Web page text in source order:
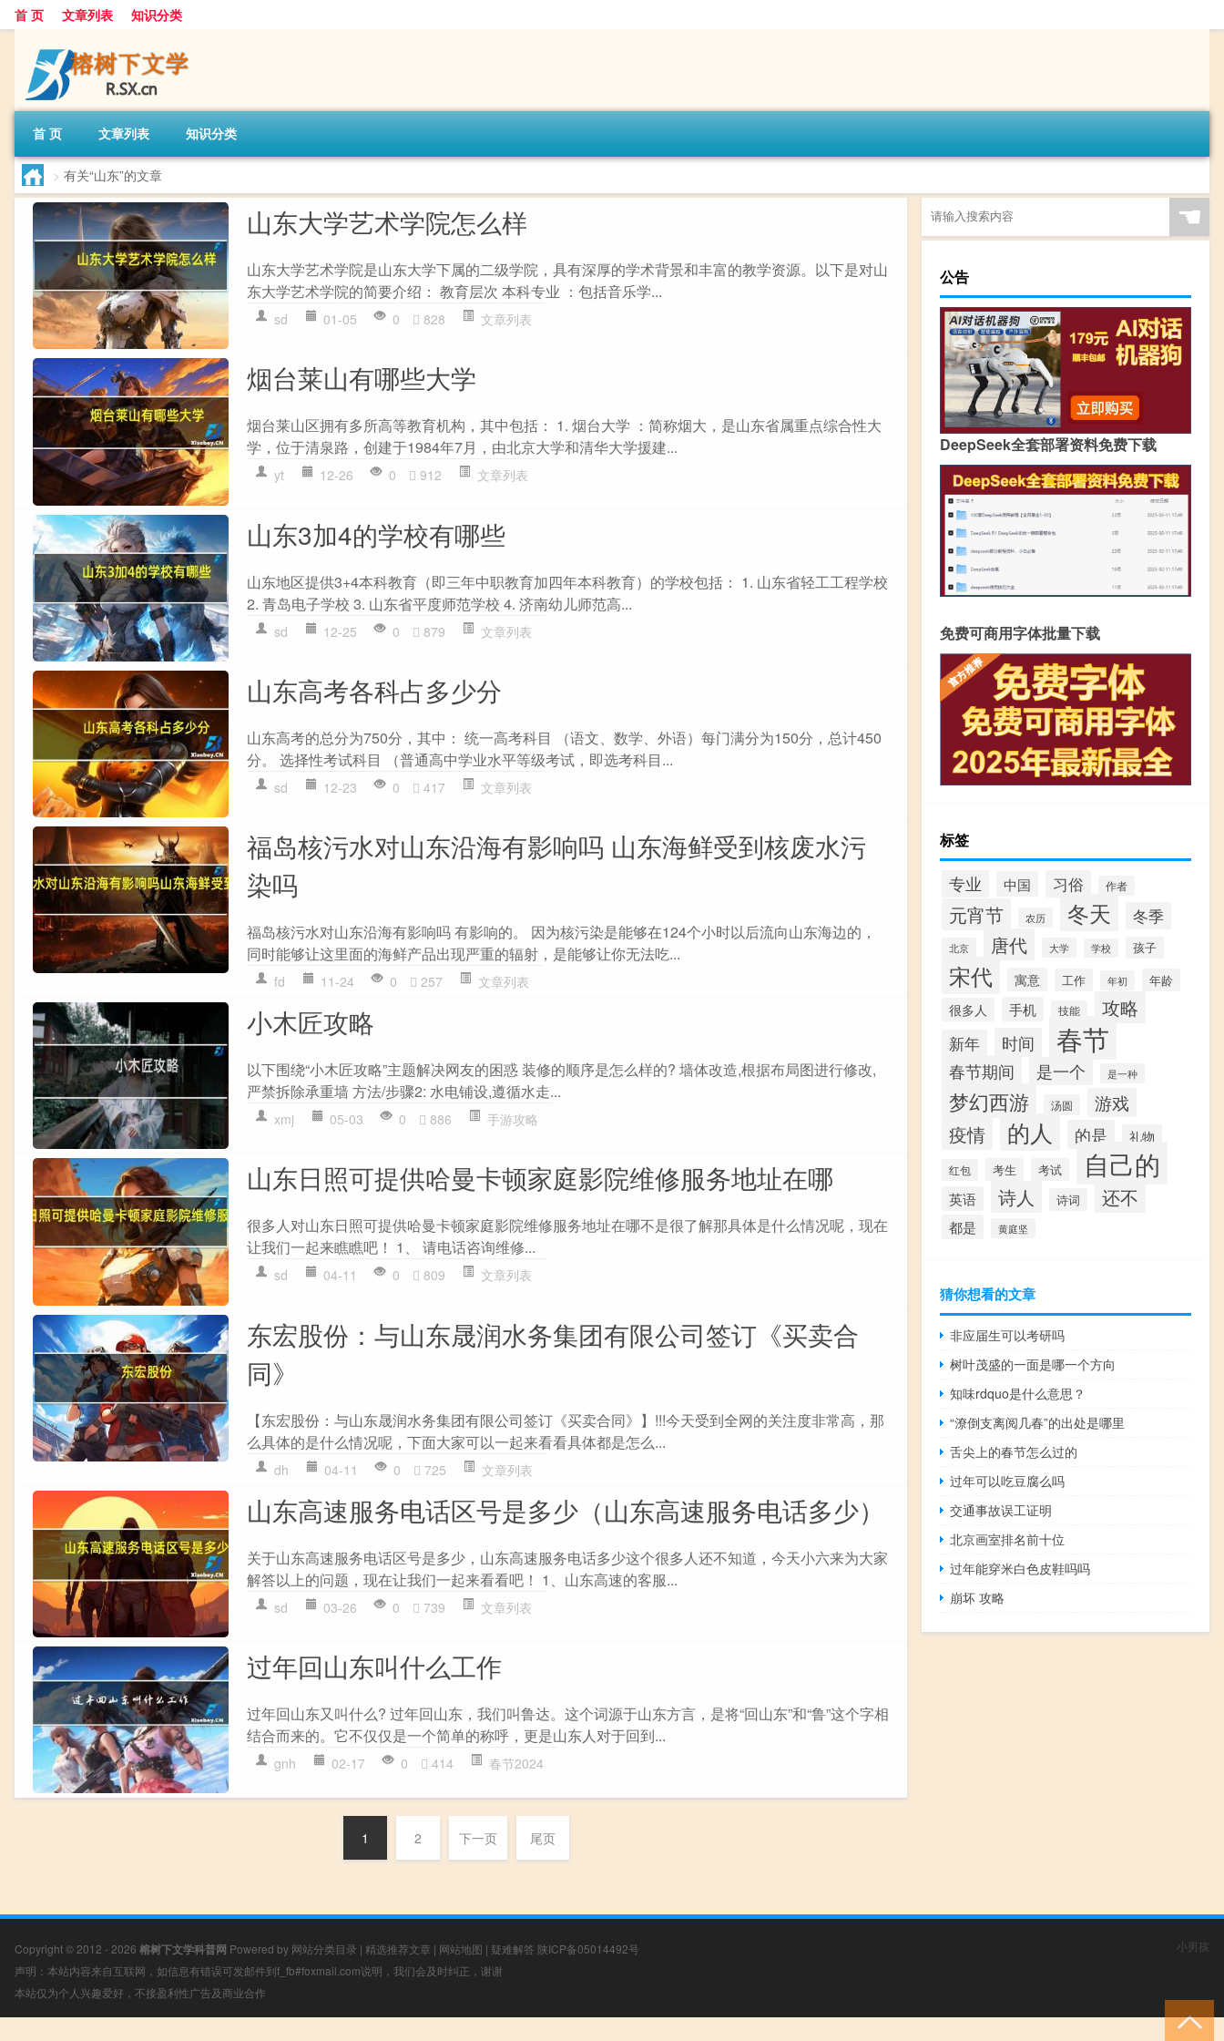
首 页 文章列表 知识分类
首 页 文章列表 知识分类
> 有关“山东”的文章
山东大学艺术学院怎么样
山东大学艺术学院是山东大学下属的二级学院，具有深厚的学术背景和丰富的教学资源。以下是对山
东大学艺术学院的简要介绍： 教育层次 本科专业 ：包括音乐学...
sd 01-05 0 828 文章列表
烟台莱山有哪些大学
烟台莱山区拥有多所高等教育机构，其中包括： 1. 烟台大学 ：简称烟大，是山东省属重点综合性大
学，位于清泉路，创建于1984年7月，由北京大学和清华大学援建...
yt 12-26 0 912 文章列表
山东3加4的学校有哪些
山东地区提供3+4本科教育（即三年中职教育加四年本科教育）的学校包括： 1. 山东省轻工工程学校
2. 青岛电子学校 3. 山东省平度师范学校 4. 济南幼儿师范高...
sd 12-25 0 879 文章列表
山东高考各科占多少分
山东高考的总分为750分，其中： 统一高考科目 （语文、数学、外语）每门满分为150分，总计450
分。 选择性考试科目 （普通高中学业水平等级考试，即选考科目...
sd 12-23 0 417 文章列表
福岛核污水对山东沿海有影响吗 山东海鲜受到核废水污
染吗
福岛核污水对山东沿海有影响吗 有影响的。 因为核污染是能够在124个小时以后流向山东海边的，
同时能够让这里面的海鲜产品出现严重的辐射，是能够让你无法吃...
fd 11-24 0 257 文章列表
小木匠攻略
以下围绕“小木匠攻略”主题解决网友的困惑 装修的顺序是怎么样的? 墙体改造,根据布局图进行修改,
严禁拆除承重墙 方法/步骤2: 水电铺设,遵循水走...
xmj 05-03 0 886 手游攻略
山东日照可提供哈曼卡顿家庭影院维修服务地址在哪
很多人对山东日照可提供哈曼卡顿家庭影院维修服务地址在哪不是很了解那具体是什么情况呢，现在
让我们一起来瞧瞧吧！ 1、 请电话咨询维修...
sd 04-11 0 809 文章列表
东宏股份：与山东晟润水务集团有限公司签订《买卖合
同》
【东宏股份：与山东晟润水务集团有限公司签订《买卖合同》】!!!今天受到全网的关注度非常高，那
么具体的是什么情况呢，下面大家可以一起来看看具体都是怎么...
dh 04-11 0 725 文章列表
山东高速服务电话区号是多少（山东高速服务电话多少）
关于山东高速服务电话区号是多少，山东高速服务电话多少这个很多人还不知道，今天小六来为大家
解答以上的问题，现在让我们一起来看看吧！ 1、山东高速的客服...
sd 03-26 0 739 文章列表
过年回山东叫什么工作
过年回山东又叫什么? 过年回山东，我们叫鲁达。这个词源于山东方言，是将“回山东”和“鲁”这个字相
结合而来的。它不仅仅是一个简单的称呼，更是山东人对于回到...
gnh 02-17 0 414 春节2024
1 2 下一页 尾页
☚
公告
DeepSeek全套部署资料免费下载
免费可商用字体批量下载
标签
专业 中国 习俗 作者
元宵节 农历 冬天 冬季
北京 唐代 大学 学校 孩子
宋代 寓意 工作 年初 年龄
很多人 手机 技能 攻略
新年 时间 春节
春节期间 是一个 是一种
梦幻西游 汤圆 游戏
疫情 的人 的是 礼物
红包 考生 考试 自己的
英语 诗人 诗词 还不
都是 黄庭坚
猜你想看的文章
非应届生可以考研吗
树叶茂盛的一面是哪一个方向
知味rdquo是什么意思？
“潦倒支离阅几春”的出处是哪里
舌尖上的春节怎么过的
过年可以吃豆腐么吗
交通事故误工证明
北京画室排名前十位
过年能穿米白色皮鞋吗吗
崩坏 攻略
Copyright © 2012 - 2026 榕树下文学科普网 Powered by 网站分类目录 | 精选推荐文章 | 网站地图 | 疑难解答 陕ICP备05014492号
声明：本站内容来自互联网，如信息有错误可发邮件到f_fb#foxmail.com说明，我们会及时纠正，谢谢
本站仅为个人兴趣爱好，不接盈利性广告及商业合作
小男孩